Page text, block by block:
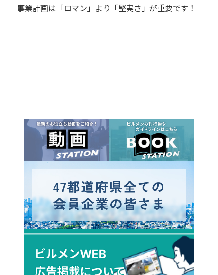
事業計画は「ロマン」より「堅実さ」が重要です！